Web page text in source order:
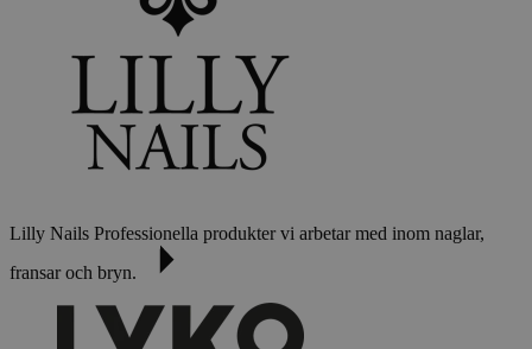
Lilly Nails Professionella produkter vi arbetar med inom naglar,
fransar och bryn.